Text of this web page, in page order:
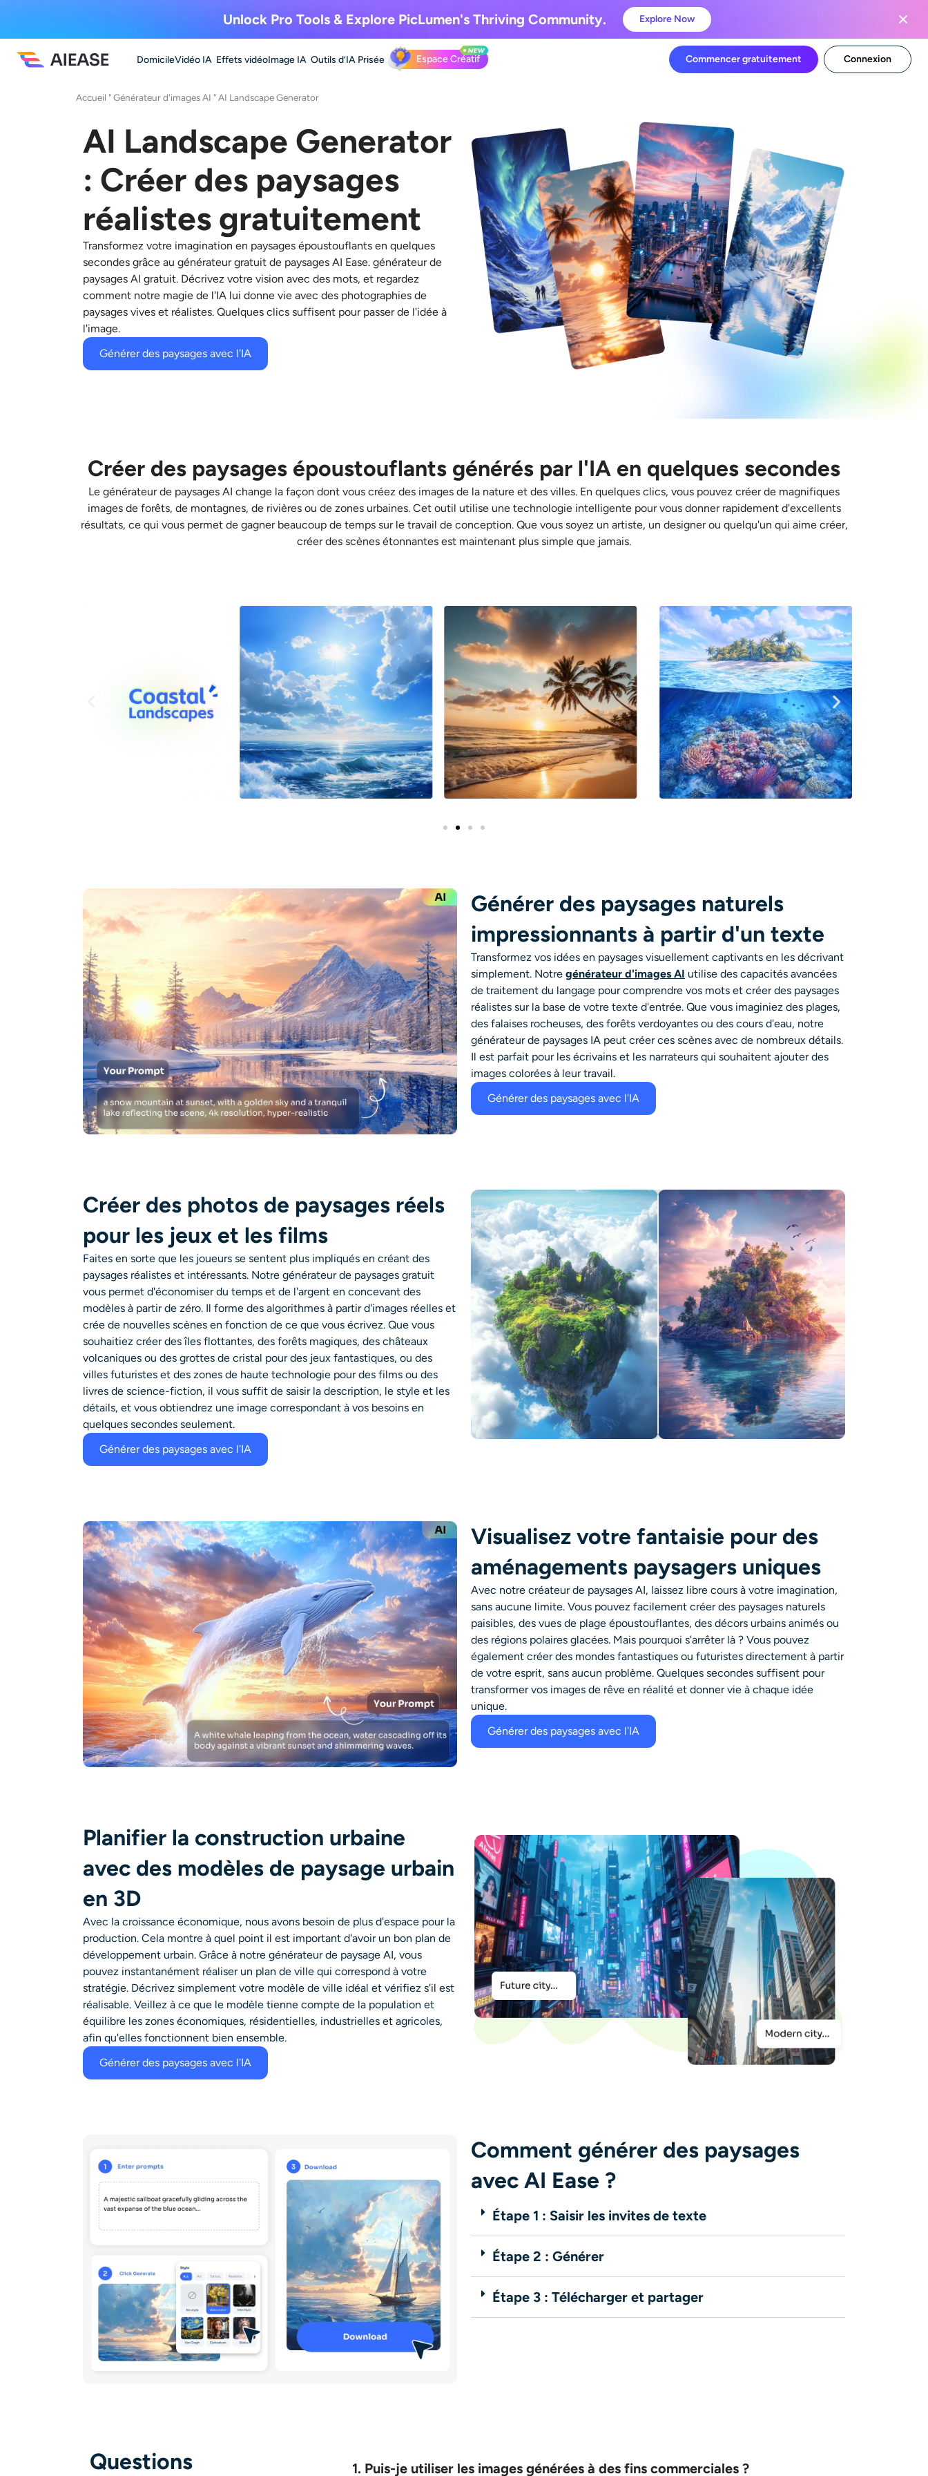
Unlock Pro Tools & ExplorePicLumen's Thriving Community. Explore Now
DomicileVidéo IA Effets vidéoImage IA Outils d’IA Prisée Espace Créatif Commencer gratuitement Connexion
Accueil "Générateur d'images AI "AI Landscape Generator
AI Landscape Generator
: Créer des paysages
réalistes gratuitement
Transformez votre imagination en paysages époustouflants en quelques
secondes grâce au générateur gratuit de paysages AI Ease. générateur de
paysages AI gratuit. Décrivez votre vision avec des mots, et regardez
comment notre magie de l'IA lui donne vie avec des photographies de
paysages vives et réalistes. Quelques clics suffisent pour passer de l'idée à
l'image.
Générer des paysages avec l'IA
Créer des paysages époustouflants générés par l'IA en quelques secondes
Le générateur de paysages AI change la façon dont vous créez des images de la nature et des villes. En quelques clics, vous pouvez créer de magnifiques
images de forêts, de montagnes, de rivières ou de zones urbaines. Cet outil utilise une technologie intelligente pour vous donner rapidement d'excellents
résultats, ce qui vous permet de gagner beaucoup de temps sur le travail de conception. Que vous soyez un artiste, un designer ou quelqu'un qui aime créer,
créer des scènes étonnantes est maintenant plus simple que jamais.
Générer des paysages naturels
impressionnants à partir d'un texte
Transformez vos idées en paysages visuellement captivants en les décrivant
simplement. Notre générateur d'images AI utilise des capacités avancées
de traitement du langage pour comprendre vos mots et créer des paysages
réalistes sur la base de votre texte d'entrée. Que vous imaginiez des plages,
des falaises rocheuses, des forêts verdoyantes ou des cours d'eau, notre
générateur de paysages IA peut créer ces scènes avec de nombreux détails.
Il est parfait pour les écrivains et les narrateurs qui souhaitent ajouter des
images colorées à leur travail.
Générer des paysages avec l'IA
Créer des photos de paysages réels
pour les jeux et les films
Faites en sorte que les joueurs se sentent plus impliqués en créant des
paysages réalistes et intéressants. Notre générateur de paysages gratuit
vous permet d'économiser du temps et de l'argent en concevant des
modèles à partir de zéro. Il forme des algorithmes à partir d'images réelles et
crée de nouvelles scènes en fonction de ce que vous écrivez. Que vous
souhaitiez créer des îles flottantes, des forêts magiques, des châteaux
volcaniques ou des grottes de cristal pour des jeux fantastiques, ou des
villes futuristes et des zones de haute technologie pour des films ou des
livres de science-fiction, il vous suffit de saisir la description, le style et les
détails, et vous obtiendrez une image correspondant à vos besoins en
quelques secondes seulement.
Générer des paysages avec l'IA
Visualisez votre fantaisie pour des
aménagements paysagers uniques
Avec notre créateur de paysages AI, laissez libre cours à votre imagination,
sans aucune limite. Vous pouvez facilement créer des paysages naturels
paisibles, des vues de plage époustouflantes, des décors urbains animés ou
des régions polaires glacées. Mais pourquoi s'arrêter là ? Vous pouvez
également créer des mondes fantastiques ou futuristes directement à partir
de votre esprit, sans aucun problème. Quelques secondes suffisent pour
transformer vos images de rêve en réalité et donner vie à chaque idée
unique.
Générer des paysages avec l'IA
Planifier la construction urbaine
avec des modèles de paysage urbain
en 3D
Avec la croissance économique, nous avons besoin de plus d'espace pour la
production. Cela montre à quel point il est important d'avoir un bon plan de
développement urbain. Grâce à notre générateur de paysage AI, vous
pouvez instantanément réaliser un plan de ville qui correspond à votre
stratégie. Décrivez simplement votre modèle de ville idéal et vérifiez s'il est
réalisable. Veillez à ce que le modèle tienne compte de la population et
équilibre les zones économiques, résidentielles, industrielles et agricoles,
afin qu'elles fonctionnent bien ensemble.
Générer des paysages avec l'IA
Comment générer des paysages
avec AI Ease ?
Étape 1 : Saisir les invites de texte
Étape 2 : Générer
Étape 3 : Télécharger et partager
Questions 1. Puis-je utiliser les images générées à des fins commerciales ?